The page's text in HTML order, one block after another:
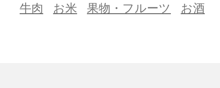
牛肉 お米 果物・フルーツ お酒